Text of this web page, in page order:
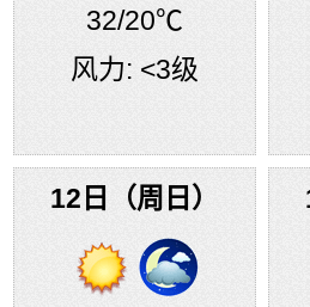
32/20℃
风力: <3级
12日（周日）